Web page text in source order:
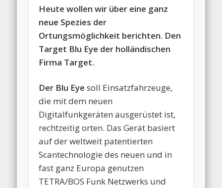
Heute wollen wir über eine ganz
neue Spezies der
Ortungsmöglichkeit berichten. Den
Target Blu Eye der holländischen
Firma Target.
Der Blu Eye soll Einsatzfahrzeuge,
die mit dem neuen
Digitalfunkgeräten ausgerüstet ist,
rechtzeitig orten. Das Gerät basiert
auf der weltweit patentierten
Scantechnologie des neuen und in
fast ganz Europa genutzen
TETRA/BOS Funk Netzwerks und